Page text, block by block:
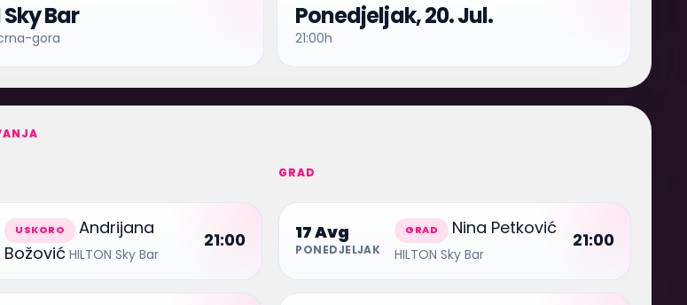
Sky Bar
gora
Ponedjeljak, 20. Jul.
21:00h
USKORO
Andrijana
Božović HILTON Sky Bar
21:00
GRAD
17 Avg
PONEDJELJAK
GRAD Nina Petković
HILTON Sky Bar
21:00